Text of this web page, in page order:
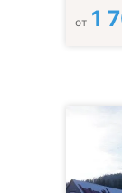
от 1